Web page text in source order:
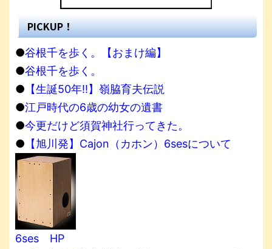
PICKUP！
●谷根千を歩く。【おまけ編】
●谷根千を歩く。
● 【生誕50年!!】嶺脇育夫伝説
●江戸時代の6歳の幼女の遺書
●今更だけど須賀神社行ってきた。
● 【旭川発】Cajon（カホン）6sesについて
6ses HP